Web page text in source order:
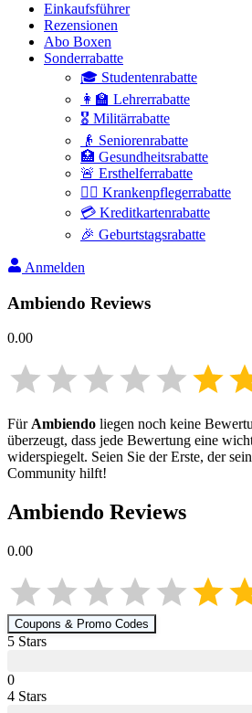
Einkaufsführer
Rezensionen
Abo Boxen
Sonderrabatte
🎓 Studentenrabatte
👩‍🏫 Lehrerrabatte
🎖️ Militärrabatte
👴 Seniorenrabatte
🏥 Gesundheitsrabatte
🚨 Ersthelferrabatte
👩‍⚕️ Krankenpflegerrabatte
💳 Kreditkartenrabatte
🎉 Geburtstagsrabatte
Anmelden
Ambiendo Reviews
0.00
FürAmbiendo liegen noch keine
überzeugt, dass jede Bewertung eine
widerspiegelt. Seien Sie der Erste, der
Community hilft!
Ambiendo Reviews
0.00
Coupons & Promo Codes
5 Stars
0
4 Stars